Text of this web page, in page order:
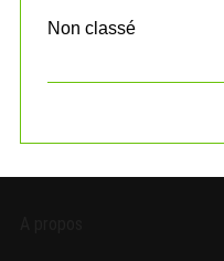
Non classé